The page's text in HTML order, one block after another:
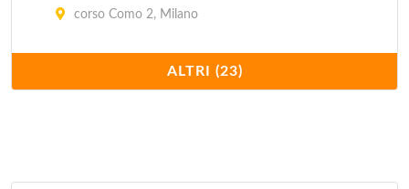
corso Como 2, Milano
via Benedetto Marcello 93, Milano
ALTRI (23)